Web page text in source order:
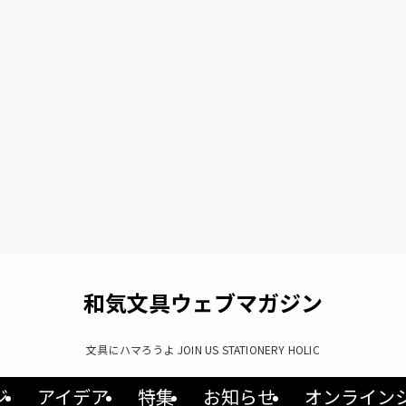
和気文具ウェブマガジン
文具にハマろうよ JOIN US STATIONERY HOLIC
アイデア 特集 お知らせ オンライン